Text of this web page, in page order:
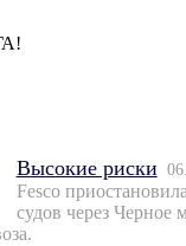
Высокие риски
Fesco
судов через